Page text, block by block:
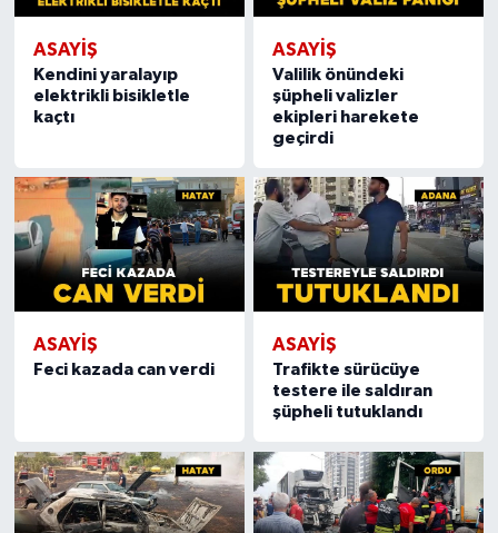
ASAYIŞ
Kendini yaralayıp
elektrikli bisikletle
kaçtı
ASAYIŞ
Valilik önündeki
şüpheli valizler
ekipleri harekete
geçirdi
ASAYIŞ
Feci kazada can verdi
ASAYIŞ
Trafikte sürücüye
testere ile saldıran
şüpheli tutuklandı